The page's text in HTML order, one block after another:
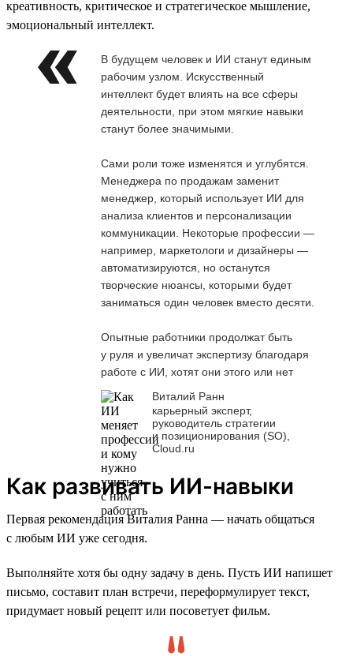
креативность, критическое и стратегическое мышление,
эмоциональный интеллект.
В будущем человек и ИИ станут единым
рабочим узлом. Искусственный
интеллект будет влиять на все сферы
деятельности, при этом мягкие навыки
станут более значимыми.
Сами роли тоже изменятся и углубятся.
Менеджера по продажам заменит
менеджер, который использует ИИ для
анализа клиентов и персонализации
коммуникации. Некоторые профессии —
например, маркетологи и дизайнеры —
автоматизируются, но останутся
творческие нюансы, которыми будет
заниматься один человек вместо десяти.
Опытные работники продолжат быть
у руля и увеличат экспертизу благодаря
работе с ИИ, хотят они этого или нет
Виталий Ранн
карьерный эксперт,
руководитель стратегии
и позиционирования (SO),
Cloud.ru
Как развивать ИИ-навыки
Первая рекомендация Виталия Ранна — начать общаться
с любым ИИ уже сегодня.
Выполняйте хотя бы одну задачу в день. Пусть ИИ напишет
письмо, составит план встречи, переформулирует текст,
придумает новый рецепт или посоветует фильм.